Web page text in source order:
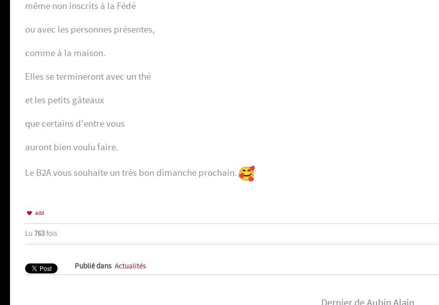
même non inscrits à la Fédé
ou avec les personnes présentes,
comme à la maison.
Elles se termineront avec un thé
et les petits gâteaux
que certains d'entre vous
auront bien voulu faire.
Le B2A vous souhaite un très bon dimanche prochain.
add
Lu763fois
Publié dans Actualités
Dernier de Aubin Alain